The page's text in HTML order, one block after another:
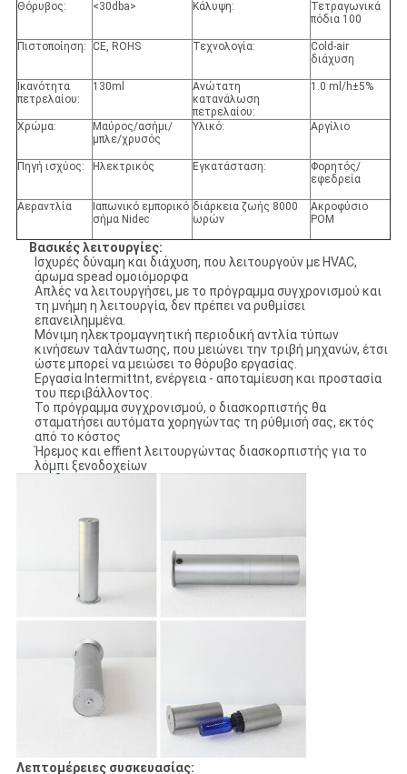
Θόρυβος: <30dba> Κάλυψη:
Τετραγωνικά
πόδια 100
Πιστοποίηση: CE, ROHS Τεχνολογία:
Cold-air
διάχυση
Ικανότητα
πετρελαίου:
130ml
Ανώτατη
κατανάλωση
πετρελαίου:
1.0 ml/h±5%
Χρώμα:
Μαύρος/ασήμι/
μπλε/χρυσός
Υλικό: Αργίλιο
Πηγή ισχύος: Ηλεκτρικός Εγκατάσταση:
Φορητός/
εφεδρεία
Αεραντλία
Ιαπωνικό εμπορικό
σήμα Nidec
διάρκεια ζωής 8000
ωρών
Ακροφύσιο
POM
Βασικές λειτουργίες:
Ισχυρές δύναμη και διάχυση, που λειτουργούν με HVAC,
άρωμα spead ομοιόμορφα
Απλές να λειτουργήσει, με το πρόγραμμα συγχρονισμού και
τη μνήμη η λειτουργία, δεν πρέπει να ρυθμίσει
επανειλημμένα.
Μόνιμη ηλεκτρομαγνητική περιοδική αντλία τύπων
κινήσεων ταλάντωσης, που μειώνει την τριβή μηχανών, έτσι
ώστε μπορεί να μειώσει το θόρυβο εργασίας.
Εργασία Intermittnt, ενέργεια - αποταμίευση και προστασία
του περιβάλλοντος.
Το πρόγραμμα συγχρονισμού, ο διασκορπιστής θα
σταματήσει αυτόματα χορηγώντας τη ρύθμισή σας, εκτός
από το κόστος
Ήρεμος και effient λειτουργώντας διασκορπιστής για το
λόμπι ξενοδοχείων
Λεπτομέρειες συσκευασίας: